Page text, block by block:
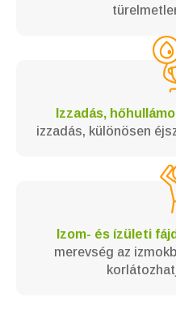
Izzadás,
izzadás, különösen
Izom- és ízületi
merevség az